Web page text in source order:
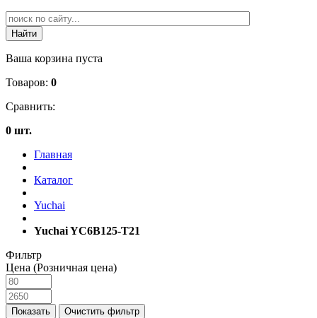
Ваша корзина пуста
Товаров: 0
Сравнить:
0 шт.
Главная
Каталог
Yuchai
Yuchai YC6B125-T21
Фильтр
Цена (Розничная цена)